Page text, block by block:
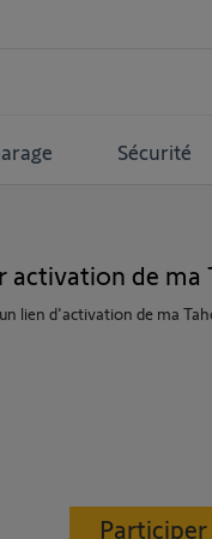
Sécurité
de ma
lien d'activation de ma